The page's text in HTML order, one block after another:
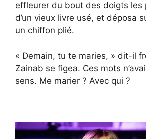
effleurer du bout des doigts les
d’un vieux livre usé, et déposa
un chiffon plié.
« Demain, tu te maries, » dit-il
Zainab se figea. Ces mots
sens. Me marier ? Avec qui ?